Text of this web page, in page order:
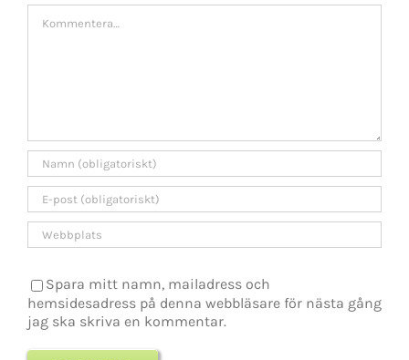
Spara mitt namn, mailadress och
hemsidesadress på denna webbläsare för nästa gång
jag ska skriva en kommentar.